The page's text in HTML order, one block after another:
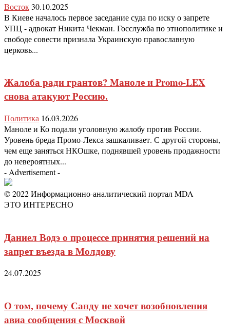
Восток30.10.2025
В Киеве началось первое заседание суда по иску о запрете
УПЦ - адвокат Никита Чекман. Госслужба по этнополитике и
свободе совести признала Украинскую православную
церковь...
Жалоба ради грантов? Маноле и Promo-LEX
снова атакуют Россию.
Политика 16.03.2026
Маноле и Ко подали уголовную жалобу против России.
Уровень бреда Промо-Лекса зашкаливает. С другой стороны,
чем еще заняться НКОшке, поднявшей уровень продажности
до невероятных...
- Advertisement -
© 2022 Информационно-аналитический портал MDA
ЭТО ИНТЕРЕСНО
Даниел Водэ о процессе принятия решений на
запрет въезда в Молдову
24.07.2025
О том, почему Санду не хочет возобновления
авиа сообщения с Москвой